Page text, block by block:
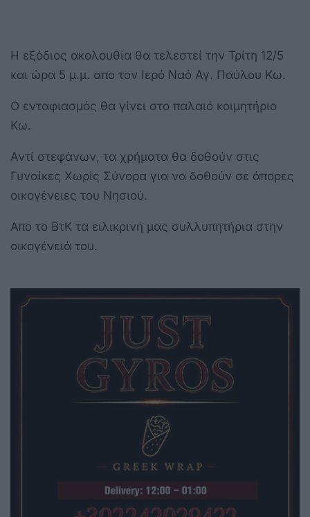
Η εξόδιος ακολουθία θα τελεστεί την Τρίτη 12/5
και ώρα 5 μ.μ. απο τον Ιερό Ναό Αγ. Παύλου Κω.
Ο ενταφιασμός θα γίνει στο παλαιό κοιμητήριο
Κω.
Αντί στεφάνων, τα χρήματα θα δοθούν στις
Γυναίκες Χωρίς Σύνορα για να δοθούν σε άπορες
οικογένειες του Νησιού.
Απο το ΒτΚ τα ειλικρινή μας συλλυπητήρια στην
οικογένειά του.